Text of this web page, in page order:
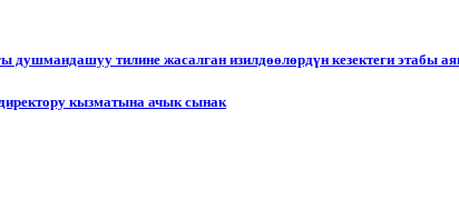
душмандашуу тилине жасалган изилдөөлөрдүн кезектеги этабы
кызматына ачык сынак